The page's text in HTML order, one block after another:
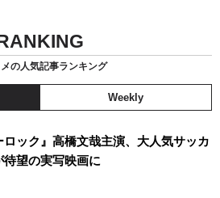
の人気記事ランキング
Weekly
ロック』高橋文哉主演、大人気サッカ
待望の実写映画に